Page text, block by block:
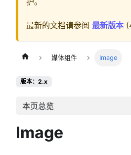
最新的文档请参阅 最新版本 (
媒体组件 Image
版本：2.x
本页总览
Image